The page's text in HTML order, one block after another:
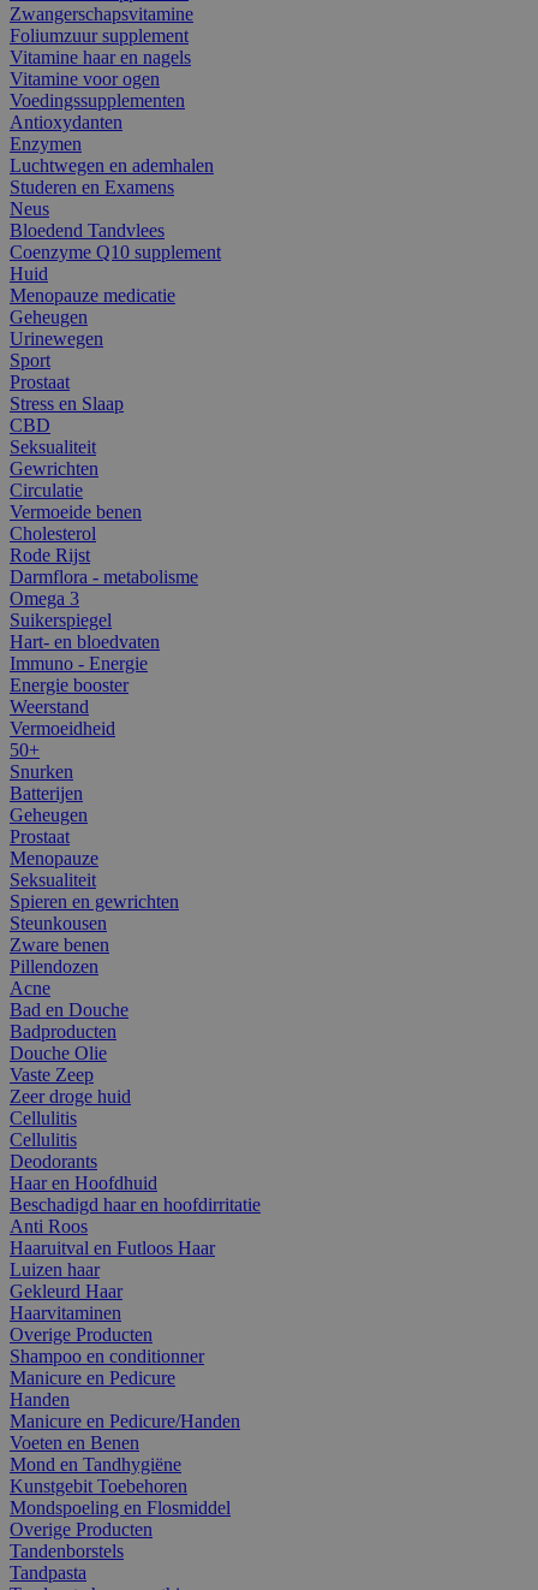
Zwangerschapsvitamine
Foliumzuur supplement
Vitamine haar en nagels
Vitamine voor ogen
Voedingssupplementen
Antioxydanten
Enzymen
Luchtwegen en ademhalen
Studeren en Examens
Neus
Bloedend Tandvlees
Coenzyme Q10 supplement
Huid
Menopauze medicatie
Geheugen
Urinewegen
Sport
Prostaat
Stress en Slaap
CBD
Seksualiteit
Gewrichten
Circulatie
Vermoeide benen
Cholesterol
Rode Rijst
Darmflora - metabolisme
Omega 3
Suikerspiegel
Hart- en bloedvaten
Immuno - Energie
Energie booster
Weerstand
Vermoeidheid
50+
Snurken
Batterijen
Geheugen
Prostaat
Menopauze
Seksualiteit
Spieren en gewrichten
Steunkousen
Zware benen
Pillendozen
Acne
Bad en Douche
Badproducten
Douche Olie
Vaste Zeep
Zeer droge huid
Cellulitis
Cellulitis
Deodorants
Haar en Hoofdhuid
Beschadigd haar en hoofdirritatie
Anti Roos
Haaruitval en Futloos Haar
Luizen haar
Gekleurd Haar
Haarvitaminen
Overige Producten
Shampoo en conditionner
Manicure en Pedicure
Handen
Manicure en Pedicure/Handen
Voeten en Benen
Mond en Tandhygiëne
Kunstgebit Toebehoren
Mondspoeling en Flosmiddel
Overige Producten
Tandenborstels
Tandpasta